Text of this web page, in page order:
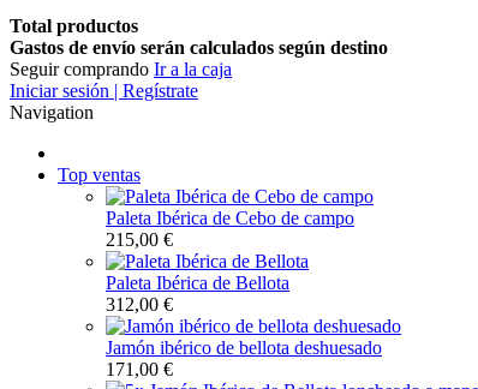
Total productos
Gastos de envío serán calculados según destino
Seguir comprando Ir a la caja
Iniciar sesión | Regístrate
Navigation
Top ventas
Paleta Ibérica de Cebo de campo
215,00 €
Paleta Ibérica de Bellota
312,00 €
Jamón ibérico de bellota deshuesado
171,00 €